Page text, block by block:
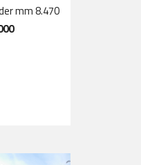
mm 8.470